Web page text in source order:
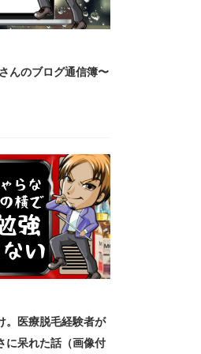
んのブログ通信簿〜
。医療脱毛経験者が
に呆れた話（画像付